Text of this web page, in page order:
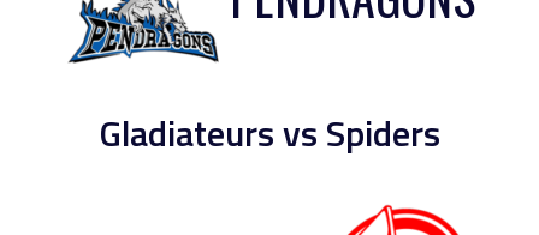
Gladiateurs vs Spiders